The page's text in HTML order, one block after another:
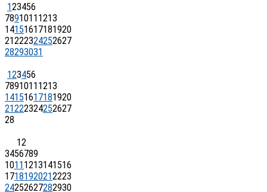
123456
78910111213
14151617181920
21222324252627
28293031
123456
78910111213
14151617181920
21222324252627
28
12
3456789
10111213141516
17181920212223
24252627282930